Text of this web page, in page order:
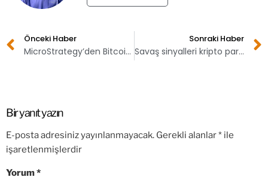
Önceki Haber
MicroStrategy’den Bitcoin’e doymak bilmiyor!
Sonraki Haber
Savaş sinyalleri kripto para piyasasını da vurdu!
Bir yanıt yazın
E-posta adresiniz yayınlanmayacak. Gerekli alanlar* ile
işaretlenmişlerdir
Yorum*